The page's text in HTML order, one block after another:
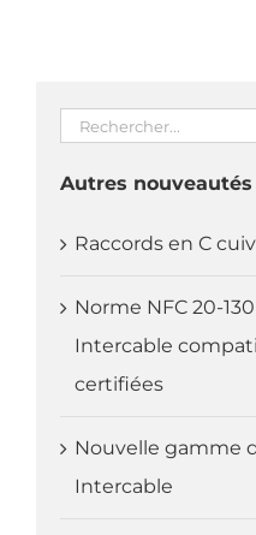
Rechercher:
Autres nouveautés
Raccords en C
Norme NFC 20-
Intercable
certifiées
Nouvelle gamme
Intercable